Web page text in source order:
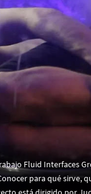
Fluid Interfaces
para qué sirve,